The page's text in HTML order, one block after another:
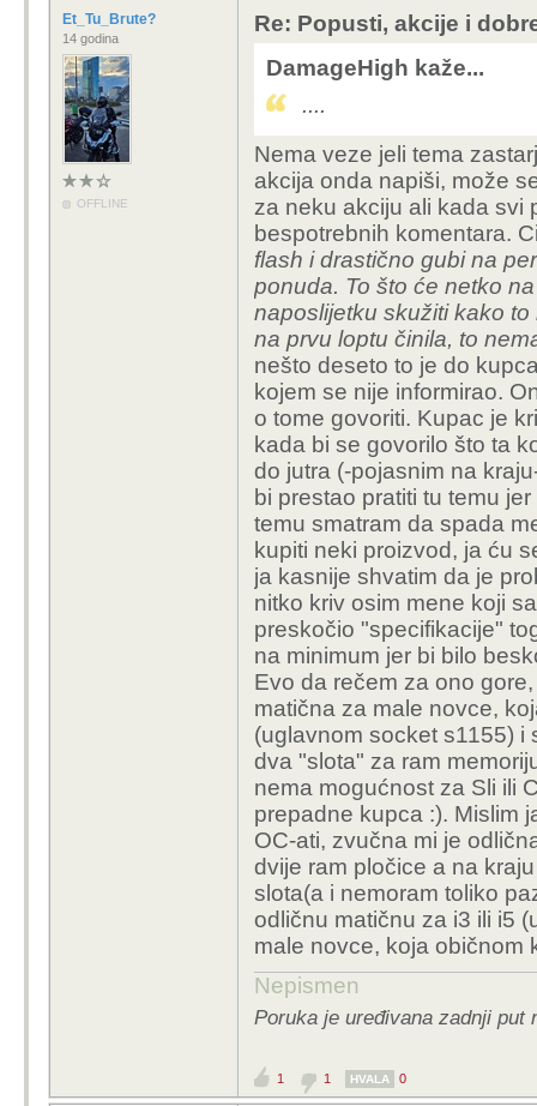
Et_Tu_Brute?
14 godina
OFFLINE
Re: Popusti, akcije i
DamageHigh kaže...
....
Nema veze jeli tema
akcija onda napiši, može
za neku akciju ali kada svi
bespotrebnih komentara.
flash i drastično gubi na
ponuda. To što će netko
naposlijetku skužiti kako
na prvu loptu činila, to
nešto deseto to je do
kojem se nije informirao.
o tome govoriti. Kupac je
kada bi se govorilo što ta
do jutra (-pojasnim na
bi prestao pratiti tu temu
temu smatram da spada
kupiti neki proizvod, ja ću
ja kasnije shvatim da je
nitko kriv osim mene koji
preskočio "specifikacije"
na minimum jer bi bilo
Evo da rečem za ono
matična za male novce,
(uglavnom socket s1155) i
dva "slota" za ram
nema mogućnost za Sli ili
prepadne kupca :). Mislim
OC-ati, zvučna mi je
dvije ram pločice a na
slota(a i nemoram toliko
odličnu matičnu za i3 ili i5
male novce, koja običnom
Nepismen
Poruka je uređivana zadnji put
1 1 HVALA 0